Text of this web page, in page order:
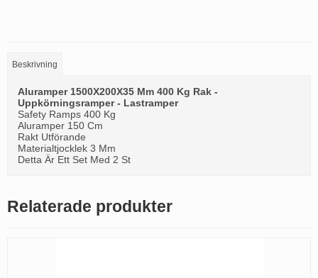
Beskrivning
Aluramper 1500X200X35 Mm 400 Kg Rak -
Uppkörningsramper - Lastramper
Safety Ramps 400 Kg
Aluramper 150 Cm
Rakt Utförande
Materialtjocklek 3 Mm
Detta Är Ett Set Med 2 St
Relaterade produkter